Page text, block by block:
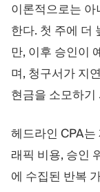
이론적으로는 아
한다. 첫 주에 더
만, 이후 승인이
며, 청구서가 지
현금을 소모하기
헤드라인 CPA는
래픽 비용, 승인
에 수집된 반복
리소스
마케팅 가이드
블로그
용어집
동영상 튜토리얼
수익 계산기
팔로우하기